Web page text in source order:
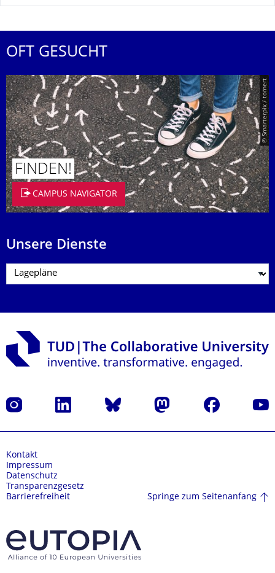
OFT GESUCHT
© Smarterpix / tomert
FINDEN!
CAMPUS NAVIGATOR
Unsere Dienste
Instagram LinkedIn Bluesky Mastodon Facebook
Kontakt
Impressum
Datenschutz
Transparenzgesetz
Barrierefreiheit
Springe zum Seitenanfang